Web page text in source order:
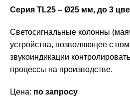
Серия TL25 – Ø25 мм, до 3
Светосигнальные колонны
устройства, позволяющее с
звукоиндикации
процессы на производстве.
Цена: по запросу